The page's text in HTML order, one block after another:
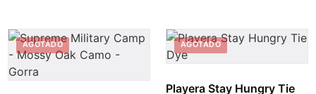
AGOTADO AGOTADO
Playera Stay Hungry Tie